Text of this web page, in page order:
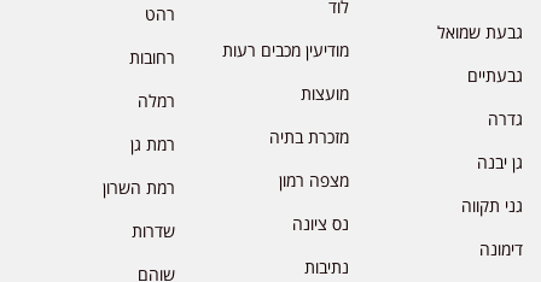
גבעת שמואל
גבעתיים
גדרה
גן יבנה
גני תקווה
דימונה
לוד
מודיעין מכבים רעות
מועצות
מזכרת בתיה
מצפה רמון
נס ציונה
נתיבות
רהט
רחובות
רמלה
רמת גן
רמת השרון
שדרות
שוהם